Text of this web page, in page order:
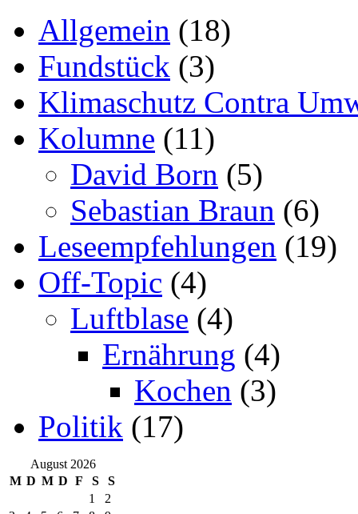
Allgemein (18)
Fundstück (3)
Klimaschutz Contra
Kolumne (11)
David Born (5)
Sebastian Braun (6)
Leseempfehlungen (19)
Off-Topic (4)
Luftblase (4)
Ernährung (4)
Kochen (3)
Politik (17)
August 2026
M D M D F S
S
1
2